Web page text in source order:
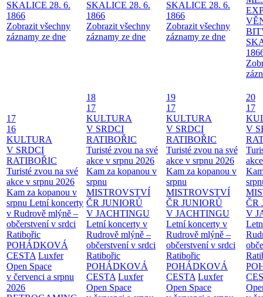
SKALICE 28. 6.
1866
Zobrazit všechny
záznamy ze dne
SKALICE 28. 6.
1866
Zobrazit všechny
záznamy ze dne
SKALICE 28. 6.
1866
Zobrazit všechny
záznamy ze dne
17
16
KULTURA
V SRDCI
RATIBOŘIC
Turisté zvou na své
akce v srpnu 2026
Kam za kopanou v
srpnu Letní koncerty
v Rudrově mlýně –
občerstvení v srdci
Ratibořic
POHÁDKOVÁ
CESTA Luxfer
Open Space
v červenci a srpnu
2026
18
17
KULTURA
V SRDCI
RATIBOŘIC
Turisté zvou na své
akce v srpnu 2026
Kam za kopanou v
srpnu
MISTROVSTVÍ
ČR JUNIORŮ
V JACHTINGU
Letní koncerty v
Rudrově mlýně –
občerstvení v srdci
Ratibořic
POHÁDKOVÁ
CESTA Luxfer
Open Space
19
17
KULTURA
V SRDCI
RATIBOŘIC
Turisté zvou na své
akce v srpnu 2026
Kam za kopanou v
srpnu
MISTROVSTVÍ
ČR JUNIORŮ
V JACHTINGU
Letní koncerty v
Rudrově mlýně –
občerstvení v srdci
Ratibořic
POHÁDKOVÁ
CESTA Luxfer
Open Space
20
17
V
ČR
V